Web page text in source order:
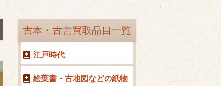
古本・古書買取品目一覧
江戸時代
絵葉書・古地図などの紙物